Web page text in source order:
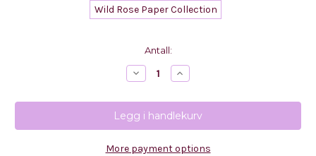
Wild Rose Paper Collection
Antall:
Reduser
antall
Heartfelt
Creations
-
Wild
Øk
antall
Heartfelt
Creations
-
Wild
Rose
More payment options